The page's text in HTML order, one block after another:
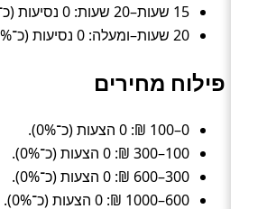
15 שעות–20 שעות: 0 נסיעות (כ־0%).
20 שעות–ומעלה: 0 נסיעות (כ־0%).
פילוח מחירים
0–100 ₪: 0 הצעות (כ־0%).
100–300 ₪: 0 הצעות (כ־0%).
300–600 ₪: 0 הצעות (כ־0%).
600–1000 ₪: 0 הצעות (כ־0%).